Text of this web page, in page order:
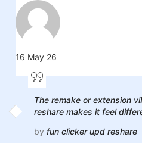
16 May 26
The remake or extension
reshare makes it feel
by fun clicker upd reshare